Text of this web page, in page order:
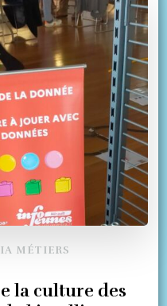
IA MÉTIERS
la culture des